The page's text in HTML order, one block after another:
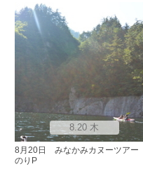
8.20 木
8月20日 みなかみカヌーツアー
のりP